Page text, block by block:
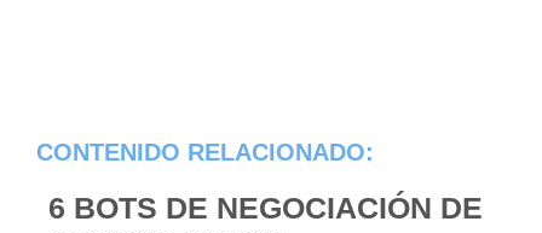
CONTENIDO RELACIONADO:
6 BOTS DE NEGOCIACIÓN DE